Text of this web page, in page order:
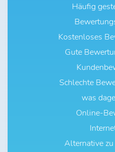
Häufig
Kostenloses
Gute
Schlechte
was
Online-
Alternative